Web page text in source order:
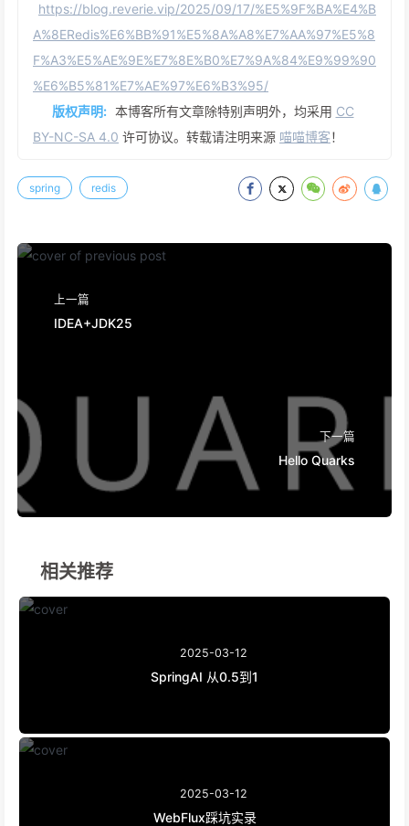
https://blog.reverie.vip/2025/09/17/%E5%9F%BA%E4%B
A%8ERedis%E6%BB%91%E5%8A%A8%E7%AA%97%E5%8
F%A3%E5%AE%9E%E7%8E%B0%E7%9A%84%E9%99%90
%E6%B5%81%E7%AE%97%E6%B3%95/
版权声明: 本博客所有文章除特别声明外，均采用 CC
BY-NC-SA 4.0 许可协议。转载请注明来源 喵喵博客！
spring redis
上一篇
IDEA+JDK25
下一篇
Hello Quarks
相关推荐
2025-03-12
SpringAI 从0.5到1
2025-03-12
WebFlux踩坑实录